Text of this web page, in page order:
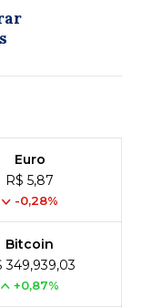
Euro
R$ 5,87
-0,28%
Bitcoin
349,939,03
+0,87%